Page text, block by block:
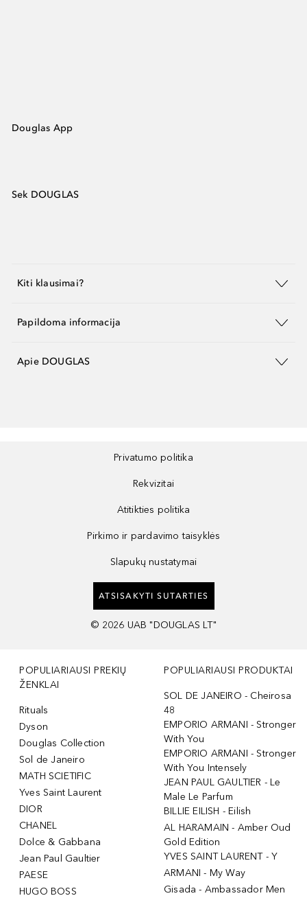
Douglas App
Sek DOUGLAS
Kiti klausimai?
Papildoma informacija
Apie DOUGLAS
Privatumo politika
Rekvizitai
Atitikties politika
Pirkimo ir pardavimo taisyklės
Slapukų nustatymai
ATSISAKYTI SUTARTIES
© 2026 UAB "DOUGLAS LT"
POPULIARIAUSI PREKIŲ
ŽENKLAI
Rituals
Dyson
Douglas Collection
Sol de Janeiro
MATH SCIETIFIC
Yves Saint Laurent
DIOR
CHANEL
Dolce & Gabbana
Jean Paul Gaultier
PAESE
HUGO BOSS
POPULIARIAUSI PRODUKTAI
SOL DE JANEIRO - Cheirosa
48
EMPORIO ARMANI - Stronger
With You
EMPORIO ARMANI - Stronger
With You Intensely
JEAN PAUL GAULTIER - Le
Male Le Parfum
BILLIE EILISH - Eilish
AL HARAMAIN - Amber Oud
Gold Edition
YVES SAINT LAURENT - Y
ARMANI - My Way
Gisada - Ambassador Men